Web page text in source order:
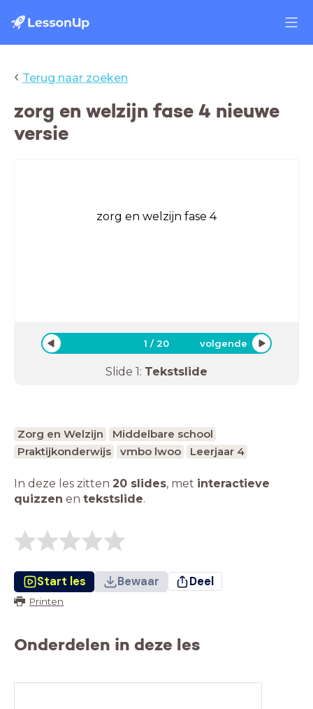
‹ Terug naar zoeken
zorg en welzijn fase 4 nieuwe
versie
zorg en welzijn fase 4
1 /20 volgende
Slide 1: Tekstslide
Zorg en Welzijn
Middelbare school
Praktijkonderwijs
vmbo lwoo Leerjaar 4
In deze les zitten 20 slides, met interactieve
quizzen en tekstslide.
Start les Bewaar Deel
Printen
Onderdelen in deze les